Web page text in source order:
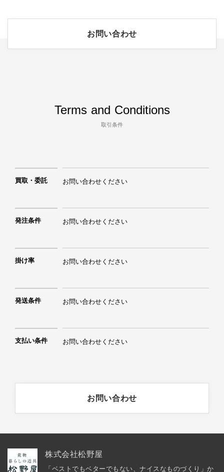
お問い合わせ
Terms and Conditions
取引条件
買取・委託 お問い合わせください
発注条件 お問い合わせください
掛け率 お問い合わせください
発送条件 お問い合わせください
支払い条件 お問い合わせください
お問い合わせ
株式会社松野屋
「ベストでもベターでもない、ナイスなものづくり」か